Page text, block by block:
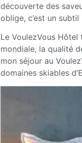
découverte des
oblige, c’est un
Le VoulezVous
mondiale, la qualité
mon séjour au
domaines skiables